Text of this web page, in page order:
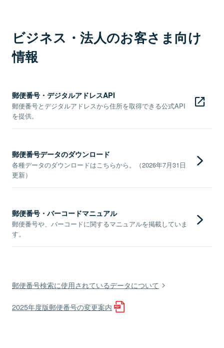
ビジネス・法人のお客さま向け
情報
郵便番号・デジタルアドレスAPI
郵便番号とデジタルアドレスから住所を取得できる公式API
を提供。
郵便番号データのダウンロード
各種データのダウンロードはこちらから。（2026年7月31日
更新）
郵便番号・バーコードマニュアル
郵便番号や、バーコードに関するマニュアルを掲載していま
す。
郵便番号検索に使用されているデータについて
2025年度版郵便番号の変更案内